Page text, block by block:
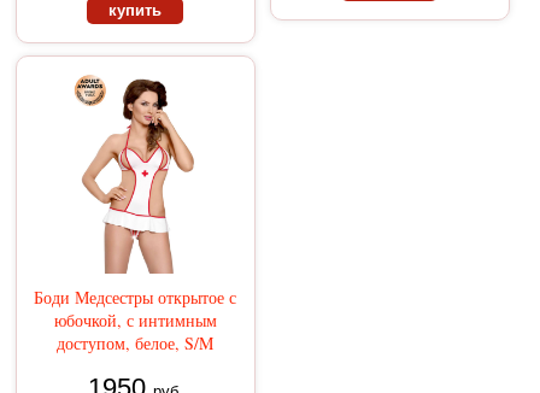
купить
Боди Медсестры открытое с
юбочкой, с интимным
доступом, белое, S/M